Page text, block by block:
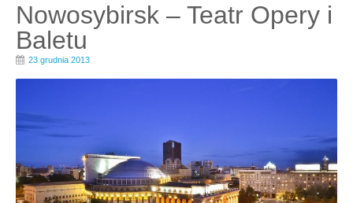
Nowosybirsk – Teatr Opery i
Baletu
23 grudnia 2013